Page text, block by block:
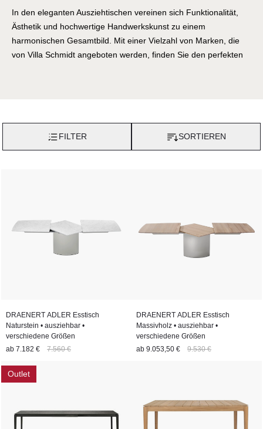
In den eleganten Ausziehtischen vereinen sich Funktionalität,
Ästhetik und hochwertige Handwerkskunst zu einem
harmonischen Gesamtbild. Mit einer Vielzahl von Marken, die
von Villa Schmidt angeboten werden, finden Sie den perfekten
verschiedener Marken. Diese Tische zeichnen sich nicht nur
durch ihre ästhetische Ausstrahlung aus, sondern auch durch
verwendet werden, sind von höchster Qualität. Ob edles Holz,
sicher, dass jeder Tisch den höchsten Standards in Sachen
Egal ob für das gemütliche Familienessen oder für festliche
Anlässe, diese Tische sind nicht nur praktisch, sondern auch ein
Blickfang in jedem Wohn- oder Esszimmer.
FILTER SORTIEREN
DRAENERT ADLER Esstisch
Naturstein • ausziehbar •
verschiedene Größen
ab 7.182 € 7.560 €
DRAENERT ADLER Esstisch
Massivholz • ausziehbar •
verschiedene Größen
ab 9.053,50 € 9.530 €
Outlet